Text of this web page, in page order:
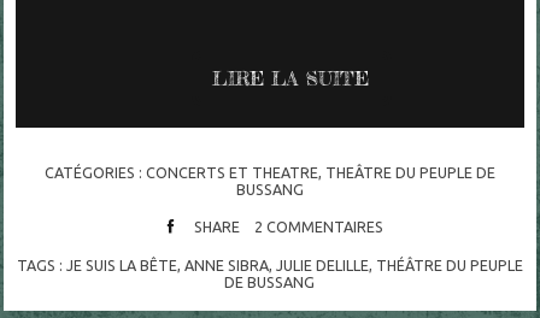
LIRE LA SUITE
CATÉGORIES : CONCERTS ET THEATRE, THEÂTRE DU PEUPLE DE
BUSSANG
SHARE 2 COMMENTAIRES
TAGS : JE SUIS LA BÊTE, ANNE SIBRA, JULIE DELILLE, THÉÂTRE DU PEUPLE
DE BUSSANG